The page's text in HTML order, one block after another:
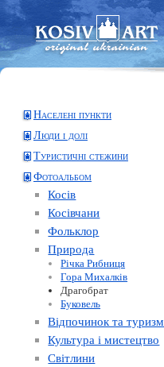
Населені пункти
Люди і долі
Туристичні стежини
Фотоальбом
Косів
Косівчани
Фольклор
Природа
Річка Рибниця
Гора Михалків
Драгобрат
Буковель
Відпочинок та туризм
Культура і мистецтво
Світлини